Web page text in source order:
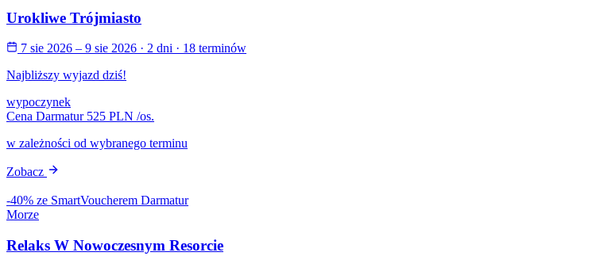
Urokliwe Trójmiasto
7 sie 2026 – 9 sie 2026 · 2 dni · 18 terminów
Najbliższy wyjazd dziś!
wypoczynek
Cena Darmatur 525 PLN /os.
w zależności od wybranego terminu
Zobacz
-40% ze SmartVoucherem Darmatur
Morze
Relaks W Nowoczesnym Resorcie